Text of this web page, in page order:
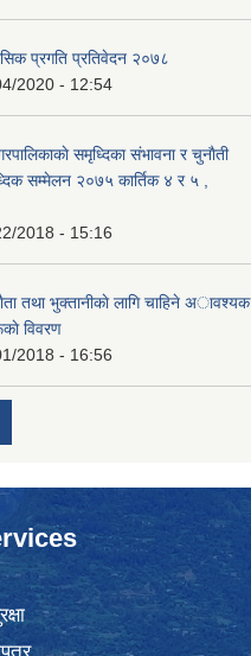
प्रगति प्रतिवेदन २०७८
2020 - 12:54
समृध्दिका संभावना र चुनाैती
सम्मेलन २०७५ कार्तिक ४ र ५ ,
2018 - 15:16
तथा भुक्तानीकाे लागि चाहिने अावश्यक
विवरण
2018 - 16:56